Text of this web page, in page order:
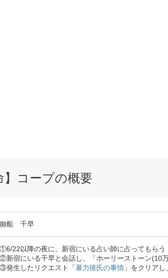
】コープの概要
御船 千早
①6/22以降の夜に、新宿にいる占い師に占ってもらう
②新宿にいる千早と会話し、「ホーリーストーン(10
③発生したリクエスト「暴力彼氏の事情」をクリアし